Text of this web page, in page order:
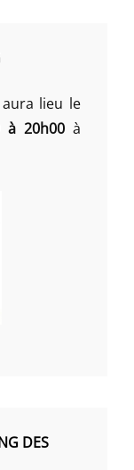
lieu le
à 20h00 à
DES